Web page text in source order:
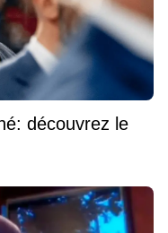
découvrez le